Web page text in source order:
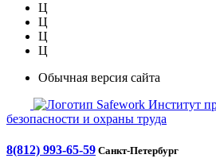
Ц
Ц
Ц
Ц
Обычная версия сайта
Safework Институт
безопасности и охраны труда
8(812) 993-65-59 Санкт-Петербург